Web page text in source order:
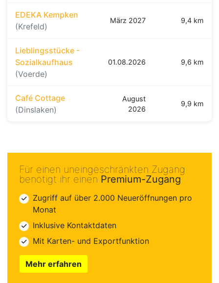
EDEKA Kempken
(Krefeld)
März 2027 9,4 km
Lieblingsstücke -
Sozialkaufhaus
(Voerde)
01.08.2026 9,6 km
Café Cottage
(Dinslaken)
August
2026
9,9 km
Für einen uneingeschränkten Zugang
benötigt ihr einen Premium-Zugang
Zugriff auf über 2.000 Neueröffnungen pro
Monat
Inklusive Kontaktdaten
Mit Karten- und Exportfunktion
Mehr erfahren